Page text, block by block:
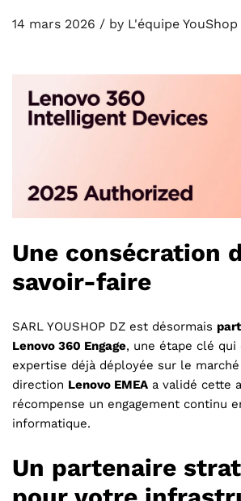
14 mars 2026 / by L'équipe YouShop
Une consécration
savoir-faire
SARL YOUSHOP DZ est désormais
Lenovo 360 Engage, une étape clé qui
expertise déjà déployée sur le
direction Lenovo EMEA a validé cette
récompense un engagement continu
informatique.
Un partenaire